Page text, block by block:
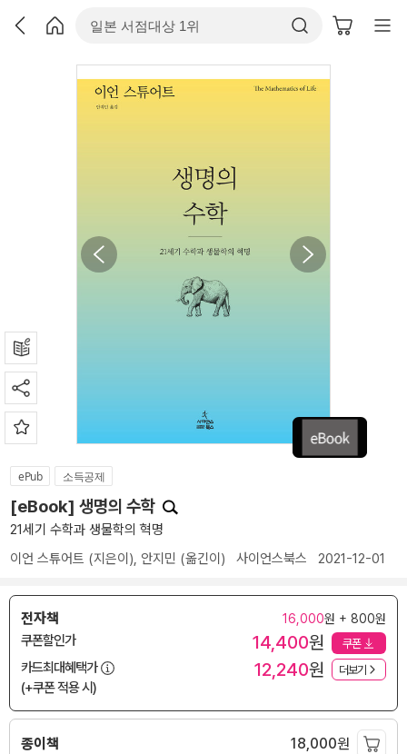
ePub 소득공제
[eBook] 생명의 수학
21세기 수학과 생물학의 혁명
이언 스튜어트 (지은이), 안지민 (옮긴이) 사이언스북스 2021-12-01
전자책 16,000원 + 800원
쿠폰할인가 14,400원 쿠폰
카드최대혜택가
(+쿠폰 적용 시)
12,240원 더보기
종이책 18,000원